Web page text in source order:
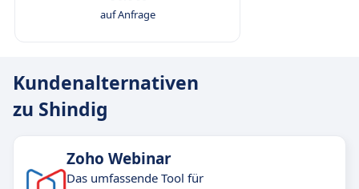
auf Anfrage
Kundenalternativen
zu Shindig
Zoho Webinar
Das umfassende Tool für